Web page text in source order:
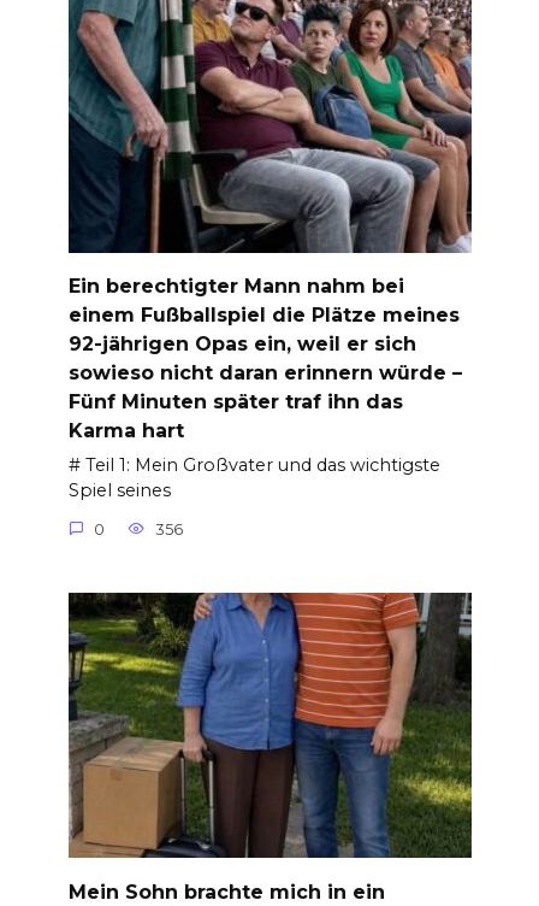
Ein berechtigter Mann nahm bei
einem Fußballspiel die Plätze meines
92-jährigen Opas ein, weil er sich
sowieso nicht daran erinnern würde –
Fünf Minuten später traf ihn das
Karma hart
# Teil 1: Mein Großvater und das wichtigste
Spiel seines
0 356
Mein Sohn brachte mich in ein